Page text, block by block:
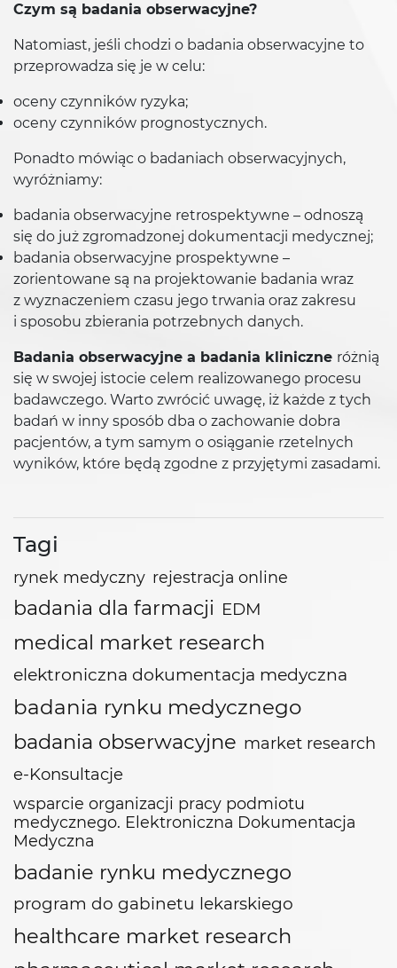
Czym są badania obserwacyjne?
Natomiast, jeśli chodzi o badania obserwacyjne to
przeprowadza się je w celu:
oceny czynników ryzyka;
oceny czynników prognostycznych.
Ponadto mówiąc o badaniach obserwacyjnych,
wyróżniamy:
badania obserwacyjne retrospektywne – odnoszą
się do już zgromadzonej dokumentacji medycznej;
badania obserwacyjne prospektywne –
zorientowane są na projektowanie badania wraz
z wyznaczeniem czasu jego trwania oraz zakresu
i sposobu zbierania potrzebnych danych.
Badania obserwacyjne a badania kliniczne różnią
się w swojej istocie celem realizowanego procesu
badawczego. Warto zwrócić uwagę, iż każde z tych
badań w inny sposób dba o zachowanie dobra
pacjentów, a tym samym o osiąganie rzetelnych
wyników, które będą zgodne z przyjętymi zasadami.
Tagi
rynek medyczny rejestracja online
badania dla farmacji EDM
medical market research
elektroniczna dokumentacja medyczna
badania rynku medycznego
badania obserwacyjne market research
e-Konsultacje
wsparcie organizacji pracy podmiotu
medycznego. Elektroniczna Dokumentacja
Medyczna
badanie rynku medycznego
program do gabinetu lekarskiego
healthcare market research